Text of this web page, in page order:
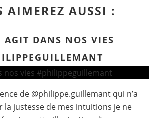
AIMEREZ AUSSI :
AGIT DANS NOS VIES
de @philippe.guillemant qui n’a
justesse de mes intuitions je ne